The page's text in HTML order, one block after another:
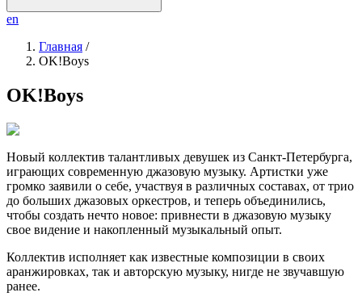
en
Главная /
OK!Boys
OK!Boys
Новый коллектив талантливых девушек из Санкт-Петербурга,
играющих современную джазовую музыку. Артистки уже
громко заявили о себе, участвуя в различных составах, от трио
до больших джазовых оркестров, и теперь объединились,
чтобы создать нечто новое: привнести в джазовую музыку
свое видение и накопленный музыкальный опыт.
Коллектив исполняет как известные композиции в своих
аранжировках, так и авторскую музыку, нигде не звучавшую
ранее.